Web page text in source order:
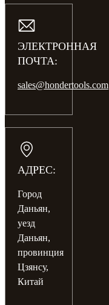
ЭЛЕКТРОННАЯ
ПОЧТА:
sales@hondertools.com
АДРЕС:
Город
Даньян,
уезд
Даньян,
провинция
Цзянсу,
Китай